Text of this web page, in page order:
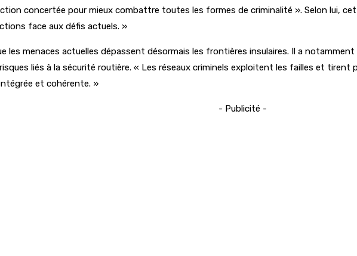
concertée pour mieux combattre toutes les formes de criminalité ». Selon lui,
face aux défis actuels. »
les menaces actuelles dépassent désormais les frontières insulaires. Il a
liés à la sécurité routière. « Les réseaux criminels exploitent les failles et
et cohérente. »
- Publicité -